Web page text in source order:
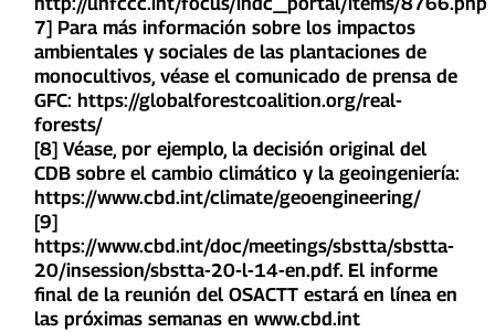
7] Para más información sobre los impactos
ambientales y sociales de las plantaciones de
monocultivos, véase el comunicado de prensa de
GFC: https://globalforestcoalition.org/real-
forests/
[8] Véase, por ejemplo, la decisión original del
CDB sobre el cambio climático y la geoingeniería:
https://www.cbd.int/climate/geoengineering/
[9]
https://www.cbd.int/doc/meetings/sbstta/sbstta-
20/insession/sbstta-20-l-14-en.pdf. El informe
final de la reunión del OSACTT estará en línea en
las próximas semanas en www.cbd.int